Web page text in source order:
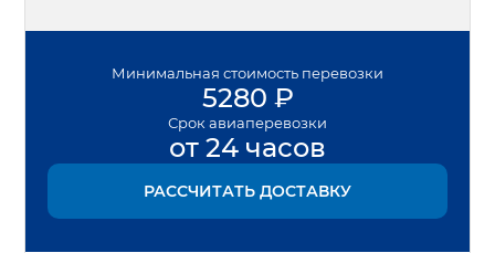
Минимальная стоимость перевозки
5280 ₽
Срок авиаперевозки
от 24 часов
РАССЧИТАТЬ ДОСТАВКУ